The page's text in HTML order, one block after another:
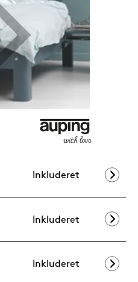
Inkluderet
Inkluderet
Inkluderet